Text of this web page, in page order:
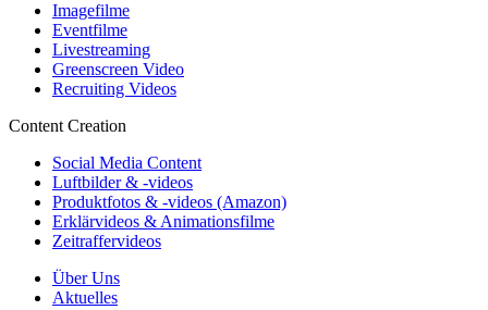
Imagefilme
Eventfilme
Livestreaming
Greenscreen Video
Recruiting Videos
Content Creation
Social Media Content
Luftbilder & -videos
Produktfotos & -videos (Amazon)
Erklärvideos & Animationsfilme
Zeitraffervideos
Über Uns
Aktuelles